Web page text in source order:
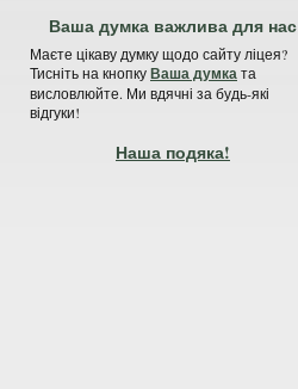
Ваша думка важлива для нас
Маєте цікаву думку щодо сайту ліцея?
Тисніть на кнопкуВаша думката
висловлюйте. Ми вдячні за будь-які
відгуки!
Наша подяка!